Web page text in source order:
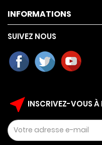
INFORMATIONS
SUIVEZ NOUS
near_me INSCRIVEZ-VOUS À